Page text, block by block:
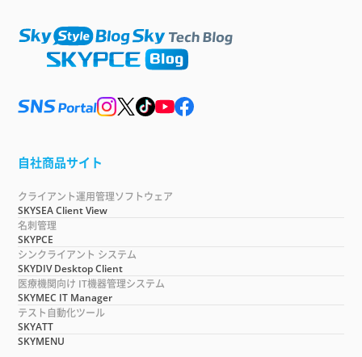
自社商品サイト
クライアント運用管理ソフトウェア
SKYSEA Client View
名刺管理
SKYPCE
シンクライアント システム
SKYDIV Desktop Client
医療機関向け IT機器管理システム
SKYMEC IT Manager
テスト自動化ツール
SKYATT
SKYMENU